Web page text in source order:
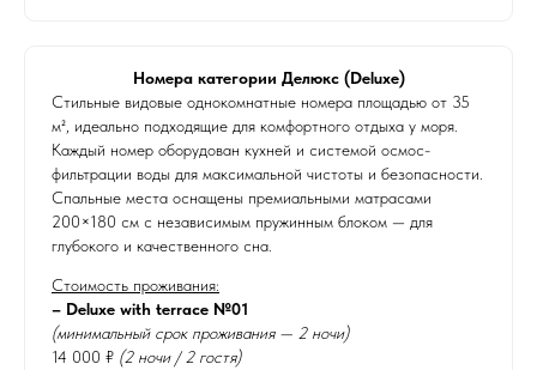
Номера категории Делюкс (Deluxe)
Стильные видовые однокомнатные номера площадью от 35
м², идеально подходящие для комфортного отдыха у моря.
Каждый номер оборудован кухней и системой осмос-
фильтрации воды для максимальной чистоты и безопасности.
Спальные места оснащены премиальными матрасами
200×180 см с независимым пружинным блоком — для
глубокого и качественного сна.
Стоимость проживания:
– Deluxe with terrace №01
(минимальный срок проживания — 2 ночи)
14 000 ₽ (2 ночи / 2 гостя)